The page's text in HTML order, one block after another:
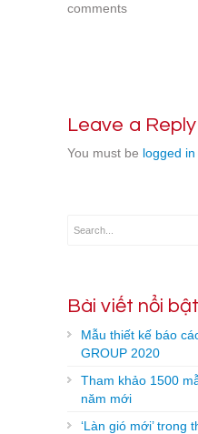
comments
Leave a Reply
You must be logged in
Bài viết nổi bật
Mẫu thiết kế báo
GROUP 2020
Tham khảo 1500
năm mới
‘Làn gió mới’ trong